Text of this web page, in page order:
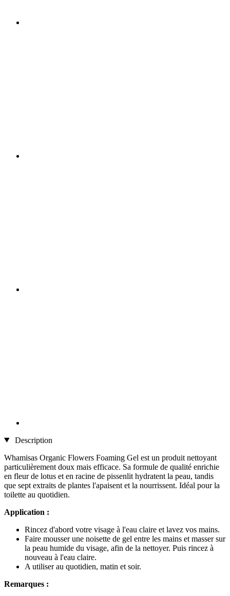
Description
Whamisas Organic Flowers Foaming Gel est un produit nettoyant
particulièrement doux mais efficace. Sa formule de qualité enrichie
en fleur de lotus et en racine de pissenlit hydratent la peau, tandis
que sept extraits de plantes l'apaisent et la nourrissent. Idéal pour la
toilette au quotidien.
Application :
Rincez d'abord votre visage à l'eau claire et lavez vos mains.
Faire mousser une noisette de gel entre les mains et masser sur
la peau humide du visage, afin de la nettoyer. Puis rincez à
nouveau à l'eau claire.
A utiliser au quotidien, matin et soir.
Remarques :